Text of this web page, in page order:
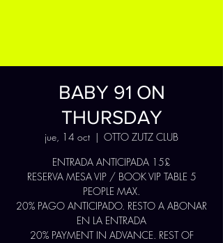
BABY 91 ON
THURSDAY
jue, 14 oct
  |
OTTO ZUTZ CLUB
ENTRADA ANTICIPADA 15£
RESERVA MESA VIP / BOOK VIP TABLE 5
PEOPLE MAX.
20% PAGO ANTICIPADO. RESTO A ABONAR
EN LA ENTRADA
20% PAYMENT IN ADVANCE. REST OF